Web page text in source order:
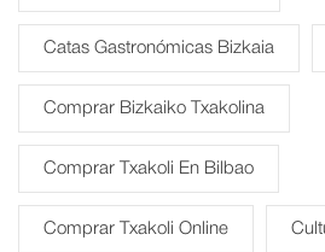
Catas Gastronómicas Bizkaia
Comprar Bizkaiko Txakolina
Comprar Txakoli En Bilbao
Comprar Txakoli Online